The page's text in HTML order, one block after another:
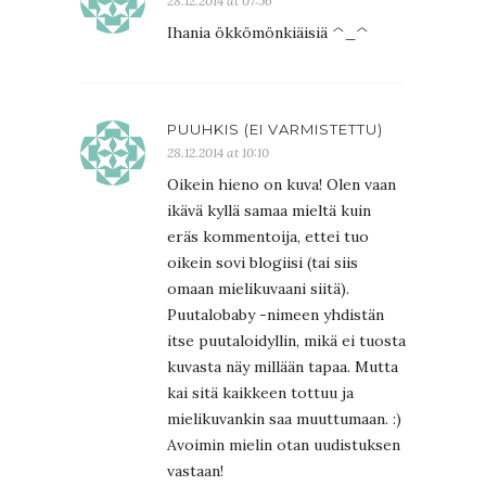
Ihania ökkömönkiäisiä ^_^
PUUHKIS (EI VARMISTETTU)
28.12.2014 at 10:10
Oikein hieno on kuva! Olen vaan
ikävä kyllä samaa mieltä kuin
eräs kommentoija, ettei tuo
oikein sovi blogiisi (tai siis
omaan mielikuvaani siitä).
Puutalobaby -nimeen yhdistän
itse puutaloidyllin, mikä ei tuosta
kuvasta näy millään tapaa. Mutta
kai sitä kaikkeen tottuu ja
mielikuvankin saa muuttumaan. :)
Avoimin mielin otan uudistuksen
vastaan!